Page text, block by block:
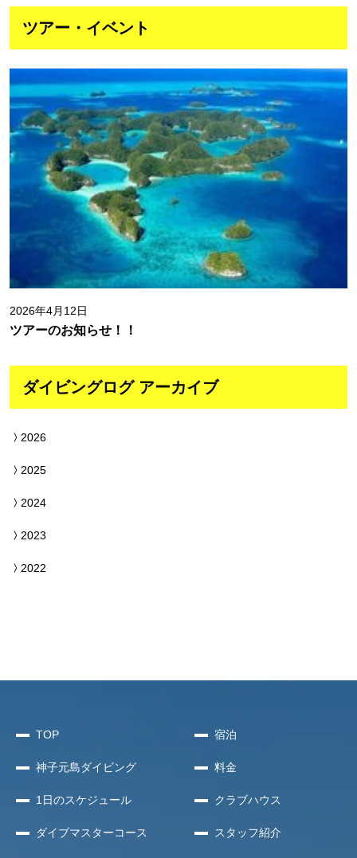
ツアー・イベント
2026年4月12日
ツアーのお知らせ！！
ダイビングログ アーカイブ
2026
2025
2024
2023
2022
TOP
神子元島ダイビング
1日のスケジュール
ダイブマスターコース
宿泊
料金
クラブハウス
スタッフ紹介